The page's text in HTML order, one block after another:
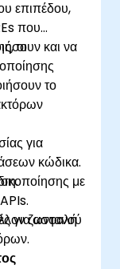
επιπέδου,
που
και να
οι
το
για
κώδικα.
με
για ασφαλή
ζωντανού